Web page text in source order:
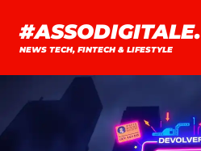
contenuto
#ASSODIGITALE.
NEWS TECH, FINTECH & LIFESTYLE